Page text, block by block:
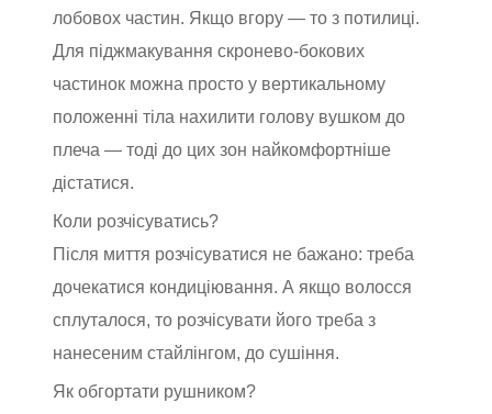
лобовох частин. Якщо вгору — то з потилиці.
Для піджмакування скронево-бокових
частинок можна просто у вертикальному
положенні тіла нахилити голову вушком до
плеча — тоді до цих зон найкомфортніше
дістатися.
Коли розчісуватись?
Після миття розчісуватися не бажано: треба
дочекатися кондиціювання. А якщо волосся
сплуталося, то розчісувати його треба з
нанесеним стайлінгом, до сушіння.
Як обгортати рушником?